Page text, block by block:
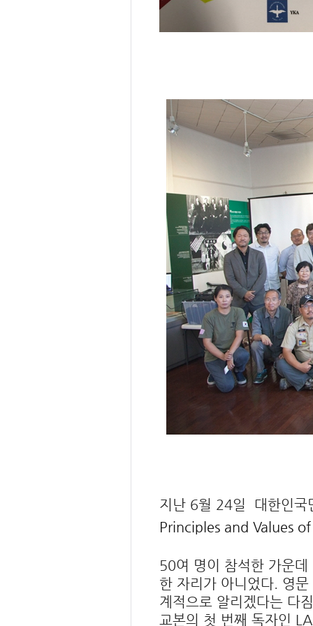
지난 6월 24일 대한인국
Principles and Values
50여 명이 참석한 가운
한 자리가 아니었다. 영
계적으로 알리겠다는 다
교본의 첫 번째 독자인